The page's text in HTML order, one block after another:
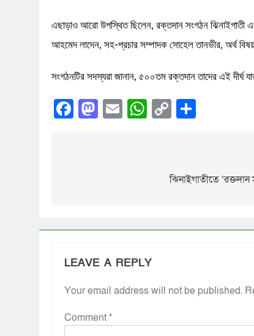
এছাড়াও আরো উপস্থিত ছিলেন, রক্তদান সংগঠন ঝিনাইগাতী
আহমেদ লাদেন, সহ-প্রচার সম্পাদক সোহেল তানভীর, অর্থ
​সংগঠনটির সদস্যরা জানান, ৫০০তম রক্তদান তাদের এই দীর্ঘ
Facebook
Mastodon
EmailWhatsApp
Copy
ঝিনাইগাতীতে
LEAVE A REPLY
Your email address will not be published.
Comment*